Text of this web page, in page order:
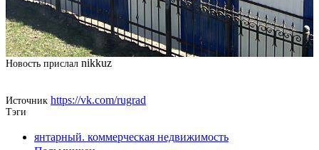
Новость прислал nikkuz
Источник https://vk.com/rugrad
Тэги
янтарный. коммерческая недвижимость